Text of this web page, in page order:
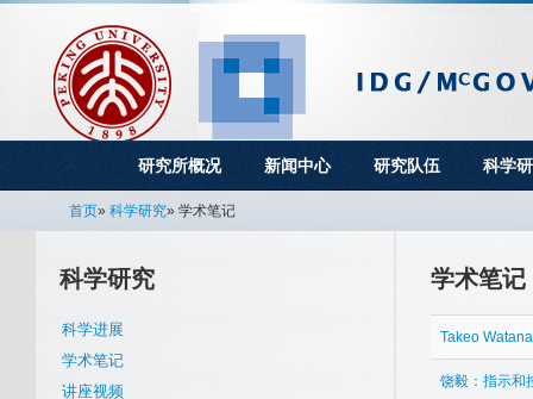
研究所概况 新闻中心 研究队伍 科学
首页» 科学研究» 学术笔记
科学研究
科学进展
学术笔记
讲座视频
学术笔记
Takeo
饶毅：指示和